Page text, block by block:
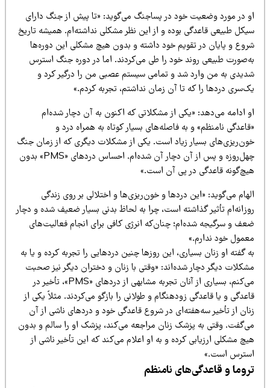
در مورد وضعیت خود در پساجنگ می‌گوید: «تا پیش از جنگ دارای
طبیعی قاعدگی بوده و از این نظر مشکلی نداشته‌ام. همیشه تاریخ
و پایان در تقویم خود داشته و بدون هیچ مشکلی این دوره‌ها
طبیعی روند خود را طی می‌کردند. اما در دوره جنگ استرس
به من وارد شد و تمامی سیستم عصبی من را درگیر کرد و
دردها را که تا آن زمان نداشتم، تجربه کردم.»
ادامه می‌دهد: «یکی از مشکلاتی که اکنون به آن دچار شده‌ام
نامنظم» و به فاصله‌های بسیار کوتاه به همراه درد و
بسیار زیاد است. یکی از مشکلات دیگری که از زمان جنگ
چهل‌روزه و پس از آن دچار آن شده‌ام. احساس دردهای «PMS» بدون
قاعدگی در پی آن است.»
می‌گوید: «این دردها و خون‌ریزی‌ها و اختلالی بر روی زندگی
تأثیر گذاشته است، چرا به لحاظ بدنی بسیار ضعیف شده و دچار
و سرگیجه شده‌ام؛ چنان‌که انرژی کافی برای انجام فعالیت‌های
خود ندارم.»
گفته او زنان بسیاری، این روزها چنین دردهایی را تجربه کرده و یا به
دیگر دچار شده‌اند: «وقتی با زنان و دختران دیگر نیز صحبت
می‌کنم، بسیاری از آنان تجربه مشابهی از دردهای «PMS»، تأخیر در
و یا قاعدگی زودهنگام و طولانی را بازگو می‌کردند. مثلاً یکی از
از تأخیر سه‌هفته‌ای در شروع قاعدگی خود و دردهای ناشی از آن
وقتی به پزشک زنان مراجعه می‌کند، پزشک او را سالم و بدون
مشکلی ارزیابی کرده و به او اعلام می‌کند که این تأخیر ناشی از
است.»
و قاعدگی‌های نامنظم